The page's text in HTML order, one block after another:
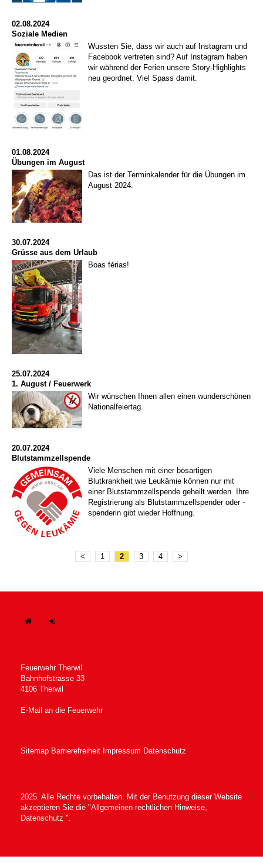
02.08.2024
Soziale Medien
Wussten Sie, dass wir auch auf Instagram und
Facebook vertreten sind? Auf Instagram haben
wir während der Ferien unsere Story-Highlights
neu geordnet. Viel Spass damit.
01.08.2024
Übungen im August
Das ist der Terminkalender für die Übungen im
August 2024.
30.07.2024
Grüsse aus dem Urlaub
Boas férias!
25.07.2024
1. August / Feuerwerk
Wir wünschen Ihnen allen einen wunderschönen
Nationalfeiertag.
20.07.2024
Blutstammzellspende
Viele Menschen mit einer bösartigen
Blutkrankheit wie Leukämie können nur mit
einer Blutstammzellspende geheilt werden. Ihre
Registrierung als Blutstammzellspender oder -
spenderin gibt wieder Hoffnung.
< 1 2 3 4 >
Feuerwehr Therwil
Bahnhofstrasse 33
4106 Therwil
E-Mail an die Feuerwehr
Sitemap Barrierefreiheit Impressum Datenschutz
2025. Alle Rechte vorbehalten. Mit der Benutzung dieser Website
akzeptieren Sie die "Allgemeinen rechtlichen Hinweise,
Datenschutz ".